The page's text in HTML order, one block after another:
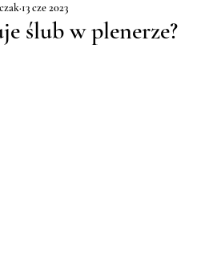
zdjęć
ślub w plenerze?
13 cze 2023